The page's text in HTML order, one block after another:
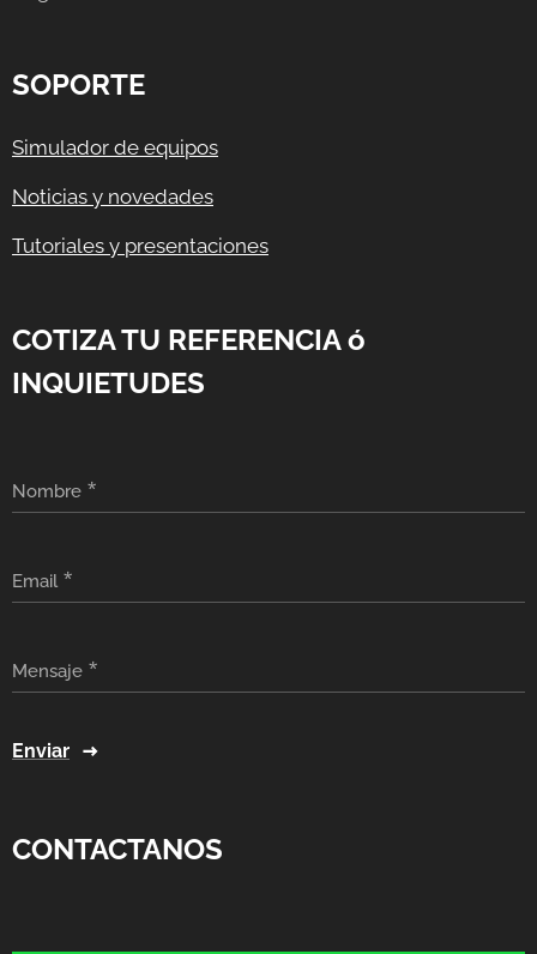
SOPORTE
Simulador de equipos
Noticias y novedades
Tutoriales y presentaciones
COTIZA TU REFERENCIA ó
INQUIETUDES
Nombre
Email
Mensaje
Enviar
CONTACTANOS